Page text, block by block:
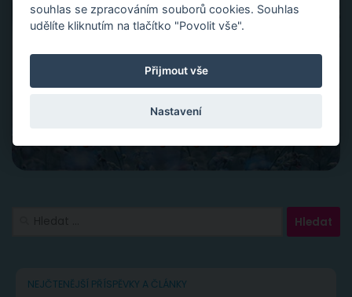
NEJČTENĚJŠÍ PŘÍSPĚVKY A ČLÁNKY
souhlas se zpracováním souborů cookies. Souhlas
udělíte kliknutím na tlačítko "Povolit vše".
Přijmout vše
Nastavení